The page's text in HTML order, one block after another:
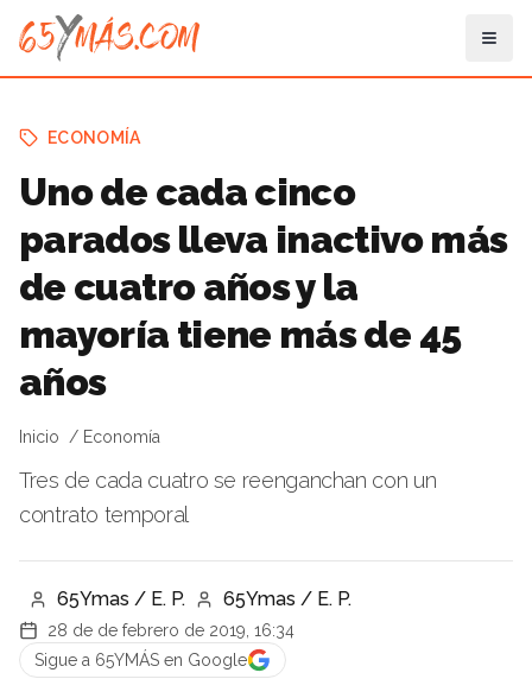
ECONOMÍA
Uno de cada cinco
parados lleva inactivo más
de cuatro años y la
mayoría tiene más de 45
años
Inicio Economía
Tres de cada cuatro se reenganchan con un
contrato temporal
65Ymas / E. P. 65Ymas / E. P.
28 de de febrero de 2019, 16:34
Sigue a 65YMÁS en Google